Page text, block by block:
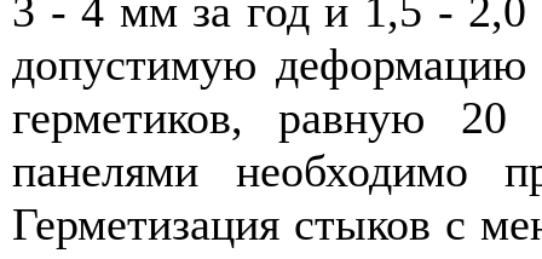
3 -4 ммза год и 1,5 -
допустимую
герметиков, равную
панелями
Герметизация стыков с